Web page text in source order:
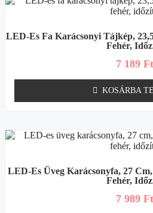
LED-Es Fa Karácsonyi Tájkép,
Fehér,
7 189 Ft
KOSÁRBA
LED-Es Üveg Karácsonyfa, 27
Fehér,
7 989 Ft